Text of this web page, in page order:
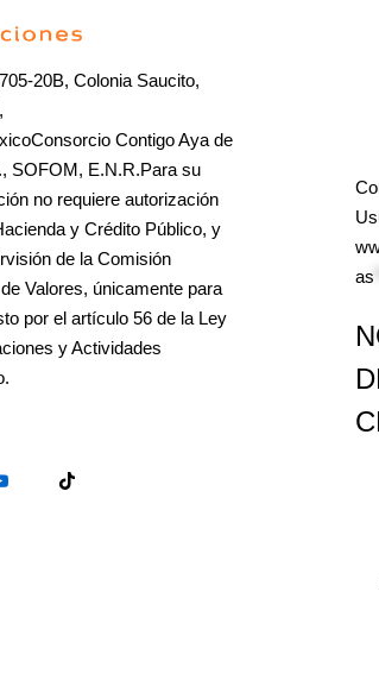
20B, Colonia Saucito,
Contigo Aya de
SOFOM, E.N.R.Para su
no requiere autorización
y Crédito Público, y
de la Comisión
Valores, únicamente para
por el artículo 56 de la Ley
y Actividades
as